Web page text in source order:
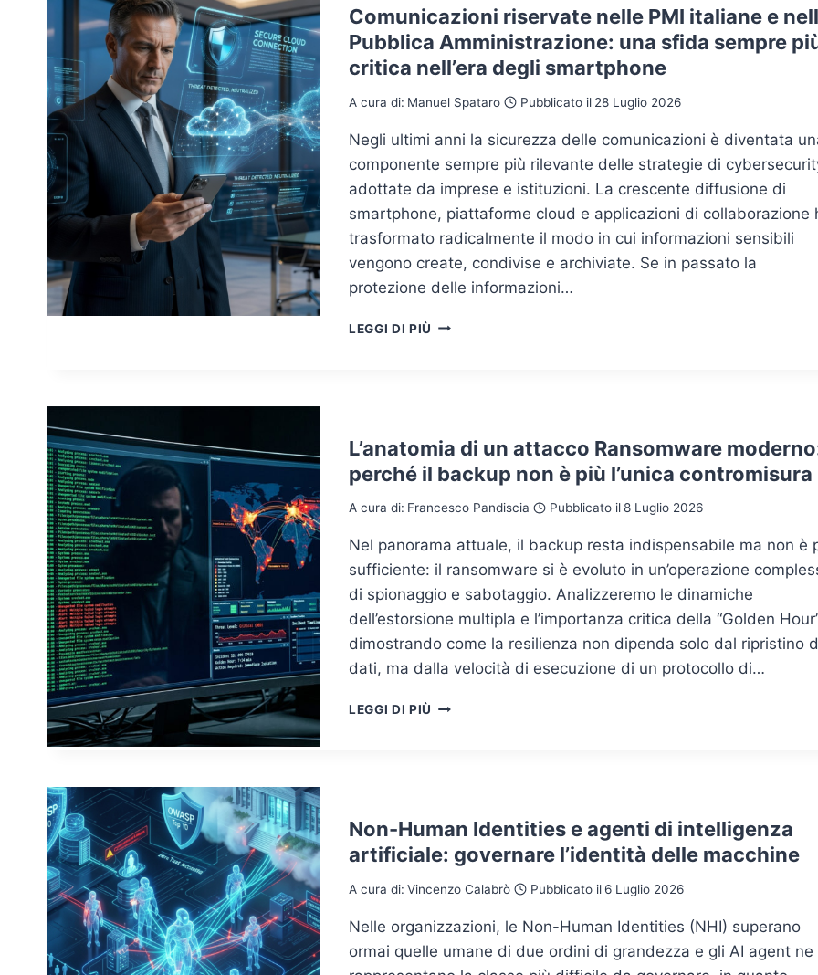
Comunicazioni riservate nelle PMI italiane e
Pubblica Amministrazione: una sfida sempre
critica nell’era degli smartphone
A cura di: Manuel Spataro Pubblicato il 28 Luglio 2026
Negli ultimi anni la sicurezza delle comunicazioni è diventata
componente sempre più rilevante delle strategie di
adottate da imprese e istituzioni. La crescente diffusione di
smartphone, piattaforme cloud e applicazioni di collaborazione
trasformato radicalmente il modo in cui informazioni sensibili
vengono create, condivise e archiviate. Se in passato la
protezione delle informazioni…
LEGGI DI PIÙ COMUNICAZIONI
NELLA
PUBBLICA
AMMINISTRAZIONE:
SFIDA
PIÙ
CRITICA
NELL’ERA
SMARTPHONE
L’anatomia di un attacco Ransomware
perché il backup non è più l’unica contromisura
A cura di: Francesco Pandiscia Pubblicato il8 Luglio 2026
Nel panorama attuale, il backup resta indispensabile ma non è
sufficiente: il ransomware si è evoluto in un’operazione
di spionaggio e sabotaggio. Analizzeremo le dinamiche
dell’estorsione multipla e l’importanza critica della “Golden
dimostrando come la resilienza non dipenda solo dal ripristino
dati, ma dalla velocità di esecuzione di un protocollo di…
LEGGI DI PIÙ L’ANATOMIA
PERCHÉ
IL
BACKUP
È
L’UNICA
CONTROMISURA
Non-Human Identities e agenti di intelligenza
artificiale: governare l’identità delle macchine
A cura di: Vincenzo Calabrò Pubblicato il 6 Luglio 2026
Nelle organizzazioni, le Non-Human Identities (NHI) superano
ormai quelle umane di due ordini di grandezza e gli AI agent ne